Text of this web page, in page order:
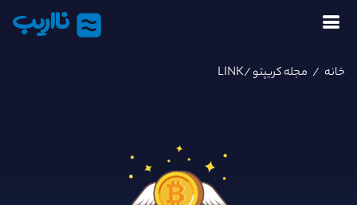
نااریب
خانه / مجله کریپتو/LINK